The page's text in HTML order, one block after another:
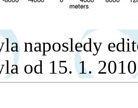
naposledy
od 15. 1.